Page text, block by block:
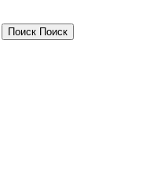
Поиск Поиск